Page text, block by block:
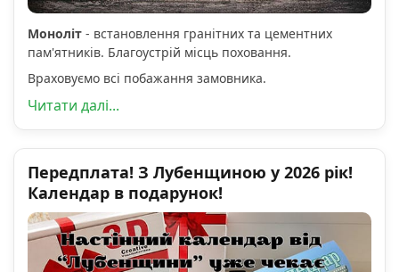
Моноліт - встановлення гранітних та цементних
пам'ятників. Благоустрій місць поховання.
Враховуємо всі побажання замовника.
Читати далі...
Передплата! З Лубенщиною у 2026 рік!
Календар в подарунок!